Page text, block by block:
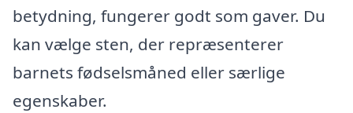
betydning, fungerer godt som gaver. Du
kan vælge sten, der repræsenterer
barnets fødselsmåned eller særlige
egenskaber.